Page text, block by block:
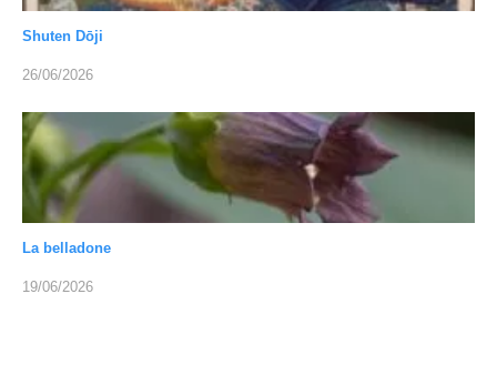
Shuten Dōji
26/06/2026
La belladone
19/06/2026